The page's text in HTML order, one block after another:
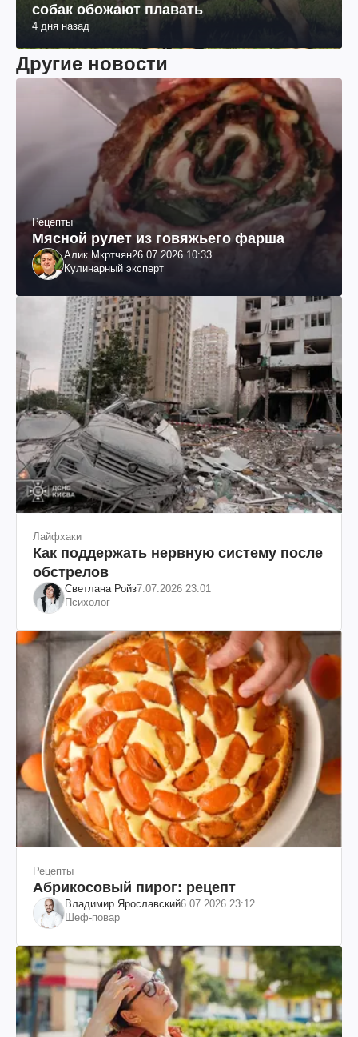
собак обожают плавать
4 дня назад
Другие новости
Рецепты
Мясной рулет из говяжьего фарша
Алик Мкртчян26.07.2026 10:33
Кулинарный эксперт
Лайфхаки
Как поддержать нервную систему после
обстрелов
Светлана Ройз7.07.2026 23:01
Психолог
Рецепты
Абрикосовый пирог: рецепт
Владимир Ярославский6.07.2026 23:12
Шеф-повар